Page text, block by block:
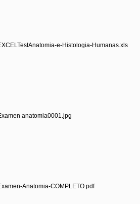
e-Histologia-Humanas.xls
anatomia0001.jpg
Anatomia-COMPLETO.pdf